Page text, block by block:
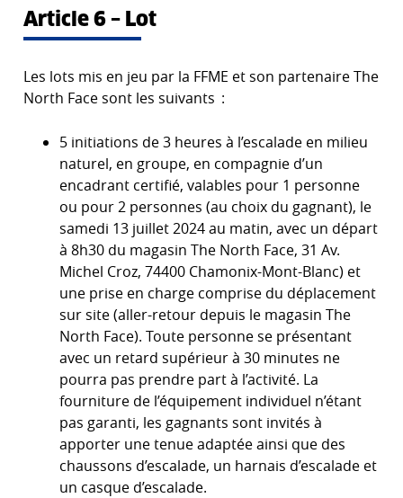
Article 6 – Lot
Les lots mis en jeu par la FFME et son partenaire The
North Face sont les suivants :
5 initiations de 3 heures à l’escalade en milieu
naturel, en groupe, en compagnie d’un
encadrant certifié, valables pour 1 personne
ou pour 2 personnes (au choix du gagnant), le
samedi 13 juillet 2024 au matin, avec un départ
à 8h30 du magasin The North Face, 31 Av.
Michel Croz, 74400 Chamonix-Mont-Blanc) et
une prise en charge comprise du déplacement
sur site (aller-retour depuis le magasin The
North Face). Toute personne se présentant
avec un retard supérieur à 30 minutes ne
pourra pas prendre part à l’activité. La
fourniture de l’équipement individuel n’étant
pas garanti, les gagnants sont invités à
apporter une tenue adaptée ainsi que des
chaussons d’escalade, un harnais d’escalade et
un casque d’escalade.